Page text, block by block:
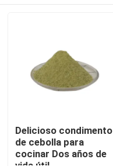
Delicioso condimento
de cebolla para
cocinar Dos años de